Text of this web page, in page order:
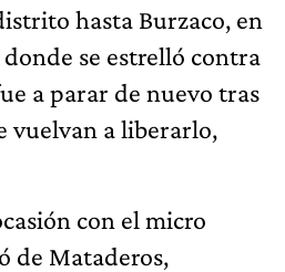
hasta Burzaco, en
se estrelló contra
a parar de nuevo tras
vuelvan a liberarlo,
con el micro
de Mataderos,